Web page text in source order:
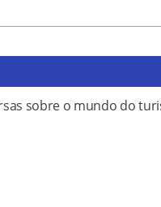
sobre o mundo do